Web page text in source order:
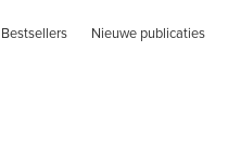
Bestsellers Nieuwe publicaties